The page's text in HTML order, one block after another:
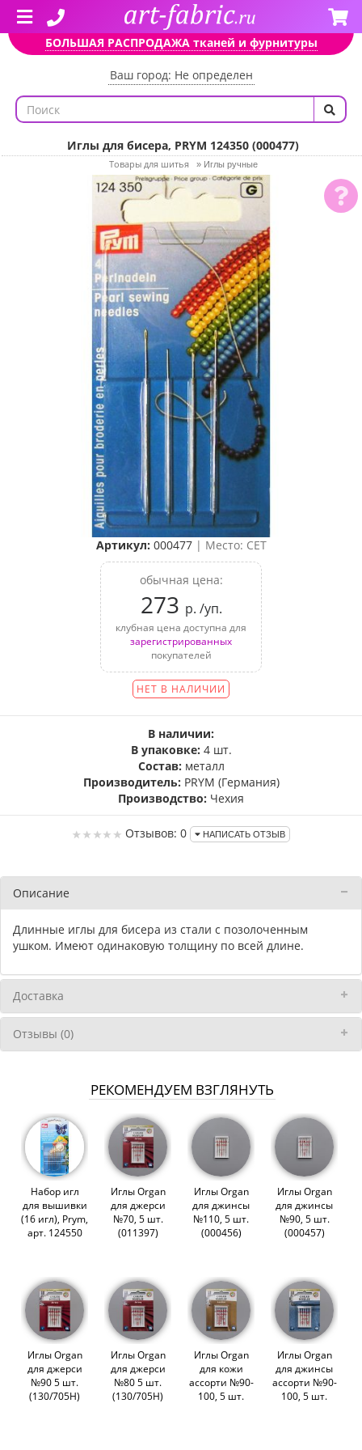
БОЛЬШАЯ РАСПРОДАЖА тканей и фурнитуры
Ваш город: Не определен
Иглы для бисера, PRYM 124350 (000477)
Товары для шитья » Иглы ручные
Артикул: 000477| Место: CET
обычная цена:
273 р. /уп.
клубная цена доступна для
зарегистрированных
покупателей
НЕТ В НАЛИЧИИ
В наличии:
В упаковке: 4 шт.
Состав: металл
Производитель: PRYM (Германия)
Производство: Чехия
Отзывов: 0 НАПИСАТЬ ОТЗЫВ
Описание
Длинные иглы для бисера из стали с позолоченным
ушком. Имеют одинаковую толщину по всей длине.
Доставка
Отзывы (0)
РЕКОМЕНДУЕМ ВЗГЛЯНУТЬ
Набор игл
для вышивки
(16 игл), Prym,
арт. 124550
Иглы Organ
для джерси
№70, 5 шт.
(011397)
Иглы Organ
для джинсы
№110, 5 шт.
(000456)
Иглы Organ
для джинсы
№90, 5 шт.
(000457)
Иглы Organ
для джерси
№90 5 шт.
(130/705Н)
Иглы Organ
для джерси
№80 5 шт.
(130/705Н)
Иглы Organ
для кожи
ассорти №90-
100, 5 шт.
Иглы Organ
для джинсы
ассорти №90-
100, 5 шт.